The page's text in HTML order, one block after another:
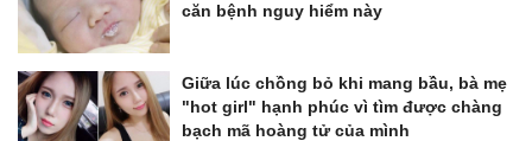
căn bệnh nguy hiểm này
Giữa lúc chồng bỏ khi mang bầu, bà mẹ
"hot girl" hạnh phúc vì tìm được chàng
bạch mã hoàng tử của mình